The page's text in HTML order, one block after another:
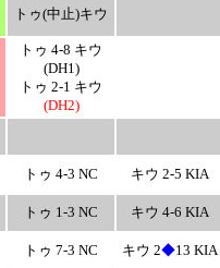
トゥ(中止)キウ
トゥ 4-8 キウ
(DH1)
トゥ 2-1 キウ
(DH2)
トゥ 4-3 NC キウ 2-5 KIA
トゥ 1-3 NC キウ 4-6 KIA
トゥ 7-3 NC キウ 2◆13 KIA